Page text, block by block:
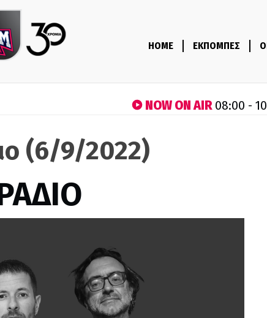
HOME ΕΚΠΟΜΠΕΣ
NOW ON AIR08:00 -
(6/9/2022)